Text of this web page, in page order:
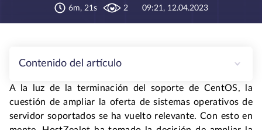
6m, 21s 2 09:21, 12.04.2023
Contenido del artículo
A la luz de la terminación del soporte de CentOS, la
cuestión de ampliar la oferta de sistemas operativos de
servidor soportados se ha vuelto relevante. Con esto en